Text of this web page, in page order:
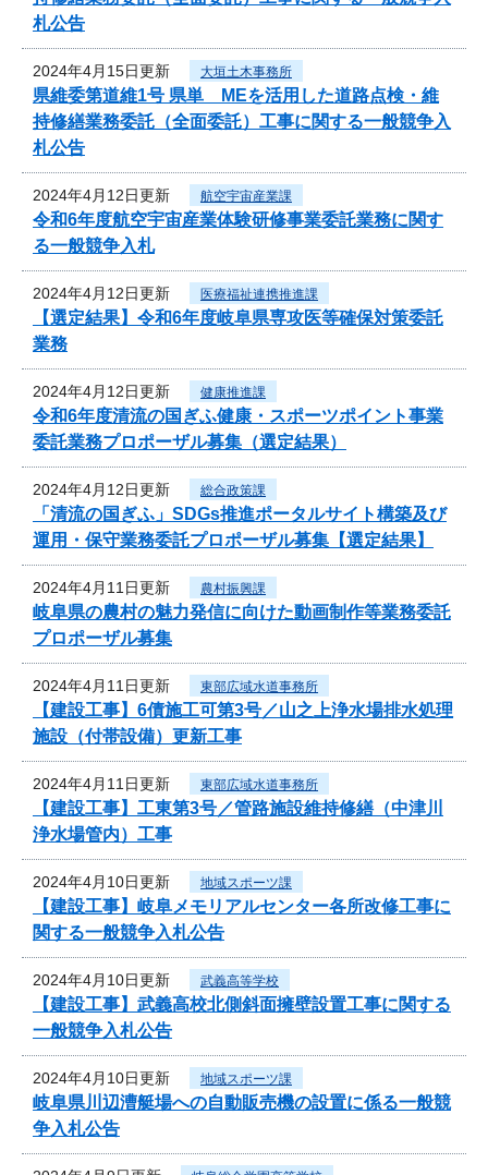
札公告
2024年4月15日更新 大垣土木事務所
県維委第道維1号 県単 MEを活用した道路点検・維
持修繕業務委託（全面委託）工事に関する一般競争入
札公告
2024年4月12日更新 航空宇宙産業課
令和6年度航空宇宙産業体験研修事業委託業務に関す
る一般競争入札
2024年4月12日更新 医療福祉連携推進課
【選定結果】令和6年度岐阜県専攻医等確保対策委託
業務
2024年4月12日更新 健康推進課
令和6年度清流の国ぎふ健康・スポーツポイント事業
委託業務プロポーザル募集（選定結果）
2024年4月12日更新 総合政策課
「清流の国ぎふ」SDGs推進ポータルサイト構築及び
運用・保守業務委託プロポーザル募集【選定結果】
2024年4月11日更新 農村振興課
岐阜県の農村の魅力発信に向けた動画制作等業務委託
プロポーザル募集
2024年4月11日更新 東部広域水道事務所
【建設工事】6債施工可第3号／山之上浄水場排水処理
施設（付帯設備）更新工事
2024年4月11日更新 東部広域水道事務所
【建設工事】工東第3号／管路施設維持修繕（中津川
浄水場管内）工事
2024年4月10日更新 地域スポーツ課
【建設工事】岐阜メモリアルセンター各所改修工事に
関する一般競争入札公告
2024年4月10日更新 武義高等学校
【建設工事】武義高校北側斜面擁壁設置工事に関する
一般競争入札公告
2024年4月10日更新 地域スポーツ課
岐阜県川辺漕艇場への自動販売機の設置に係る一般競
争入札公告